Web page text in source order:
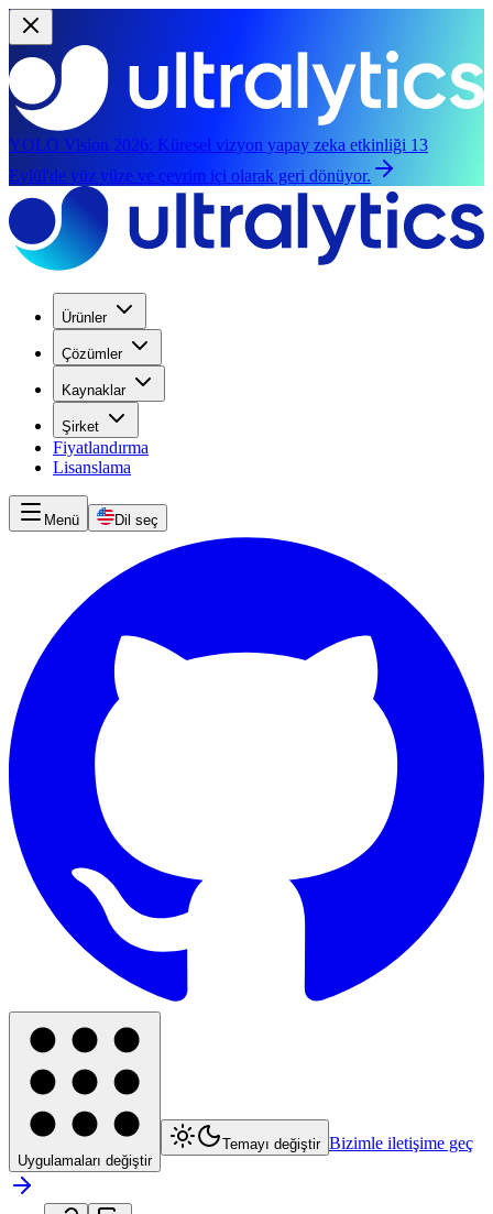
YOLO Vision 2026: Küresel vizyon yapay zeka etkinliği 13
Eylül'de yüz yüze ve çevrim içi olarak geri dönüyor.
Ürünler
Çözümler
Kaynaklar
Şirket
Fiyatlandırma
Lisanslama
Menü Dil seç
Uygulamaları değiştir
Temayı değiştir Bizimle iletişime geç